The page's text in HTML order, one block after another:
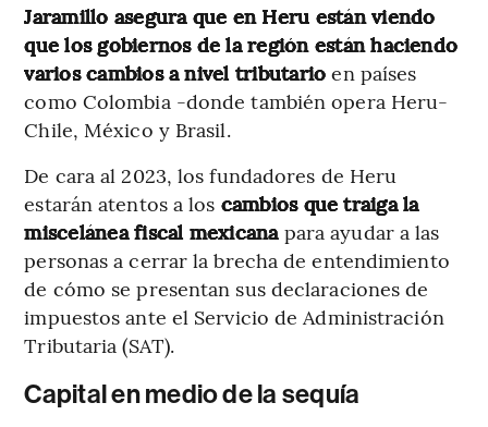
Jaramillo asegura que en Heru están viendo
que los gobiernos de la región están haciendo
varios cambios a nivel tributario en países
como Colombia -donde también opera Heru-
Chile, México y Brasil.
De cara al 2023, los fundadores de Heru
estarán atentos a los cambios que traiga la
miscelánea fiscal mexicanapara ayudar a las
personas a cerrar la brecha de entendimiento
de cómo se presentan sus declaraciones de
impuestos ante el Servicio de Administración
Tributaria (SAT).
Capital en medio de la sequía